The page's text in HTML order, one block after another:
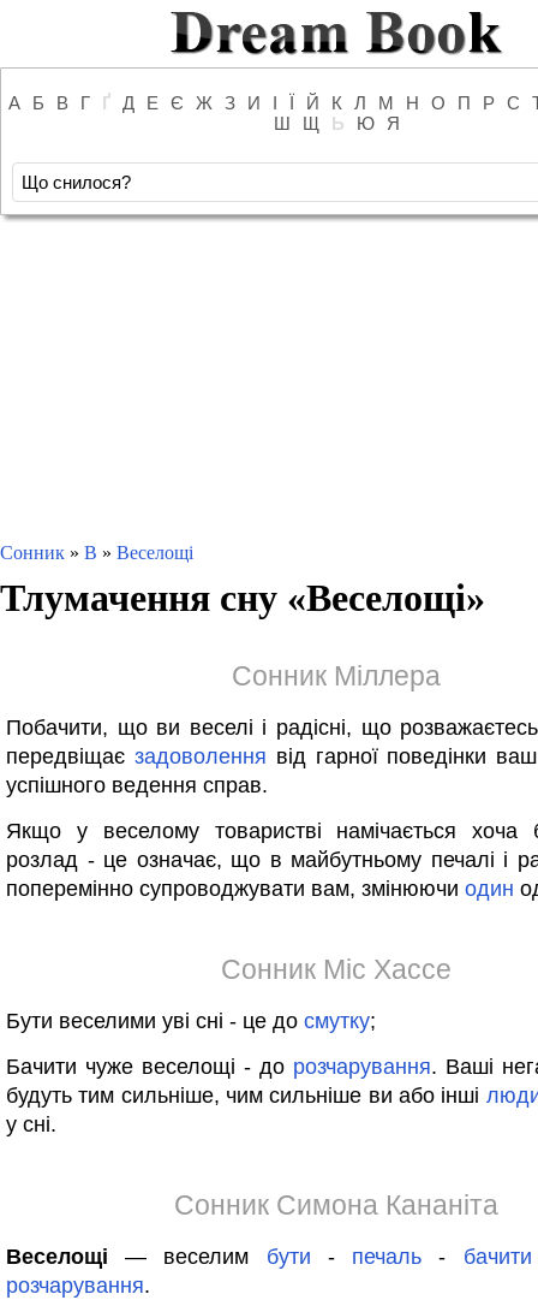
А Б В Г Ґ Д Е Є Ж З И І Ї Й К Л М Н О П Р С
Ш
Щ Ь Ю Я
Сонник » В » Веселощі
Тлумачення сну «Веселощі»
Сонник Міллера
Побачити, що ви веселі і радісні, що
передвіщає задоволення від гарної поведінки
успішного ведення справ.
Якщо у веселому товаристві намічається хоча
розлад - це означає, що в майбутньому печалі і
поперемінно супроводжувати вам, змінюючи один
Сонник Міс Хассе
Бути веселими уві сні - це до смутку;
Бачити чуже веселощі - до розчарування. Ваші
будуть тим сильніше, чим сильніше ви або інші
у сні.
Сонник Симона Кананіта
Веселощі — веселим бути - печаль - бачити
розчарування.